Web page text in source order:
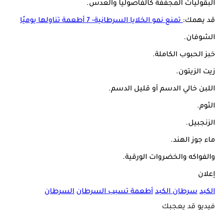
البقوليات المجففة كالفاصوليا والعدس.
قد يهمك:تمنع نمو الخلايا السرطانية- 7 أطعمة تناولها يوميًا
الشوفان.
خبز الحبوب الكاملة.
زيت الزيتون.
اللبن خالي الدسم أو قليل الدسم.
الثوم.
الزنجبيل.
ماء جوز الهند.
والفواكه والخضروات الورقية.
إعلان
الكبد سرطان الكبد أطعمة تسبب السرطان السرطان
فيديو قد يعجبك